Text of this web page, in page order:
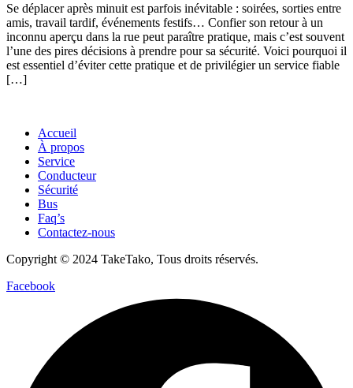
Se déplacer après minuit est parfois inévitable : soirées, sorties entre
amis, travail tardif, événements festifs… Confier son retour à un
inconnu aperçu dans la rue peut paraître pratique, mais c’est souvent
l’une des pires décisions à prendre pour sa sécurité. Voici pourquoi il
est essentiel d’éviter cette pratique et de privilégier un service fiable
[…]
Accueil
À propos
Service
Conducteur
Sécurité
Bus
Faq’s
Contactez-nous
Copyright © 2024 TakeTako, Tous droits réservés.
Facebook